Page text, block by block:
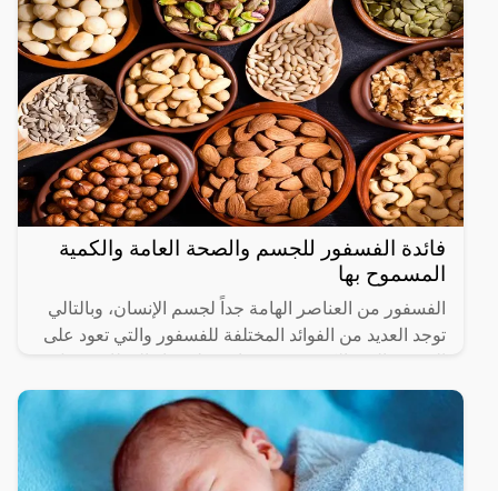
فائدة الفسفور للجسم والصحة العامة والكمية
المسموح بها
الفسفور من العناصر الهامة جداً لجسم الإنسان، وبالتالي
توجد العديد من الفوائد المختلفة للفسفور والتي تعود على